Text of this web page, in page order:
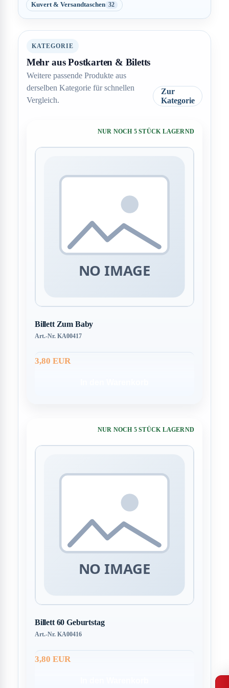
Kuvert & Versandtaschen 32
KATEGORIE
Mehr aus Postkarten & Biletts
Weitere passende Produkte aus
derselben Kategorie für schnellen
Vergleich.
Zur
Kategorie
NUR NOCH 5 STÜCK LAGERND
Billett Zum Baby
Art.-Nr. KA00417
3,80 EUR
NUR NOCH 5 STÜCK LAGERND
Billett 60 Geburtstag
Art.-Nr. KA00416
3,80 EUR